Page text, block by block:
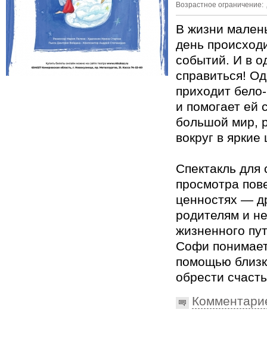
Возрастное ограничение:
В жизни
день
событий. И в
справиться!
приходит
и помогает ей
большой мир,
вокруг в яркие
Спектакль для
просмотра
ценностях —
родителям и
жизненного
Софи
помощью
обрести